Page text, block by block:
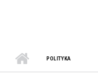
POLITYKA